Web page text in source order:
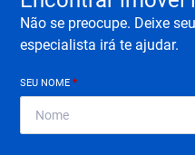
Não se preocupe. Deixe
especialista irá te ajudar.
SEU NOME*